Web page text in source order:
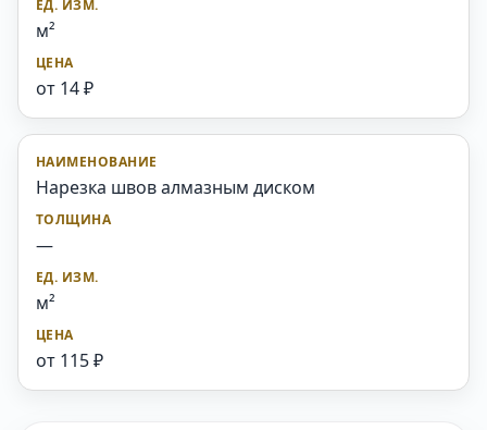
м²
от 14 ₽
Нарезка швов алмазным диском
—
м²
от 115 ₽